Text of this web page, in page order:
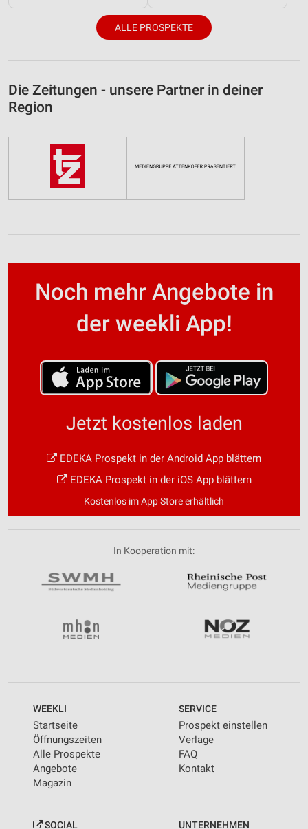
ALLE PROSPEKTE
Die Zeitungen - unsere Partner in deiner
Region
Noch mehr Angebote in
der weekli App!
Jetzt kostenlos laden
EDEKA Prospekt in der Android App blättern
EDEKA Prospekt in der iOS App blättern
Kostenlos im App Store erhältlich
In Kooperation mit:
WEEKLI
Startseite
Öffnungszeiten
Alle Prospekte
Angebote
Magazin
SERVICE
Prospekt einstellen
Verlage
FAQ
Kontakt
SOCIAL UNTERNEHMEN